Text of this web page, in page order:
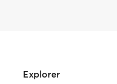
Explorer